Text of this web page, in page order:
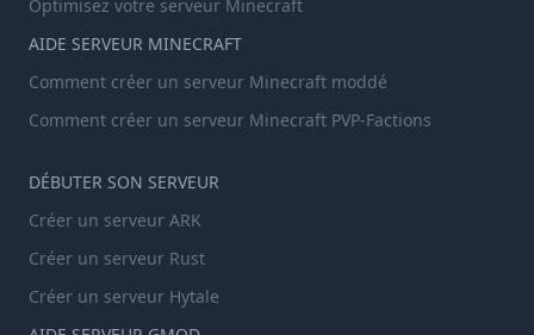
Optimisez votre serveur Minecraft
AIDE SERVEUR MINECRAFT
Comment créer un serveur Minecraft moddé
Comment créer un serveur Minecraft PVP-Factions
DÉBUTER SON SERVEUR
Créer un serveur ARK
Créer un serveur Rust
Créer un serveur Hytale